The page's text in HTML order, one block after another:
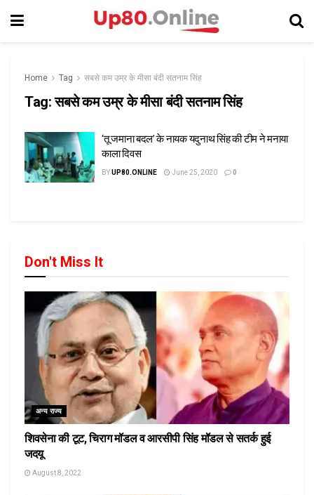
Home Tag सबसे कम उम्र के मीसा बंदी सतनाम सिंह
Tag:सबसे कम उम्र के मीसा बंदी सतनाम सिंह
‘तू जमाना बदल’ के नायक यदुनाथ सिंह की टीम ने मनाया
काला दिवस
BYUP80.ONLINE June 25, 2020 0
Don't Miss It
अन्य राज्य
शिवसेना की टूट, चिराग मॉडल व आरसीपी सिंह मॉडल से सतर्क हुई
जदयू
August 8, 2022